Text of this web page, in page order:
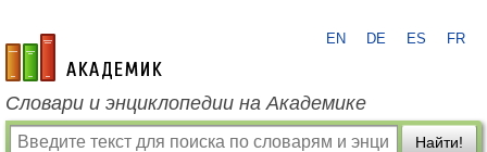
academic.ru
EN DE ES FR
Словари и энциклопедии на Академике
Найти!